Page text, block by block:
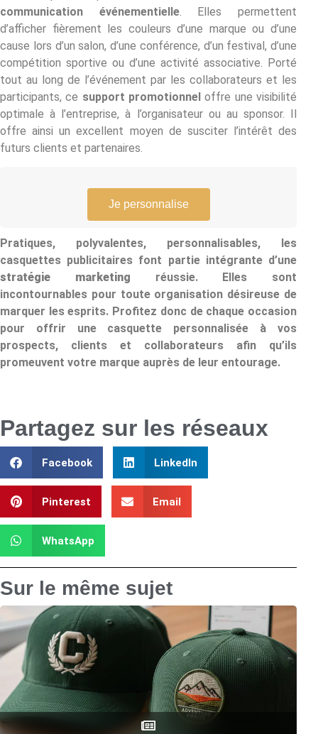
communication événementielle. Elles permettent
d’afficher fièrement les couleurs d’une marque ou d’une
cause lors d’un salon, d’une conférence, d’un festival, d’une
compétition sportive ou d’une activité associative. Porté
tout au long de l’événement par les collaborateurs et les
participants, ce support promotionneloffre une visibilité
optimale à l’entreprise, à l’organisateur ou au sponsor. Il
offre ainsi un excellent moyen de susciter l’intérêt des
futurs clients et partenaires.
Je personnalise
Pratiques, polyvalentes, personnalisables, les
casquettes publicitaires font partie intégrante d’une
stratégie marketing réussie. Elles sont
incontournables pour toute organisation désireuse de
marquer les esprits. Profitez donc de chaque occasion
pour offrir une casquette personnalisée à vos
prospects, clients et collaborateurs afin qu’ils
promeuvent votre marque auprès de leur entourage.
Partagez sur les réseaux
Facebook LinkedIn
Pinterest Email
WhatsApp
Sur le même sujet